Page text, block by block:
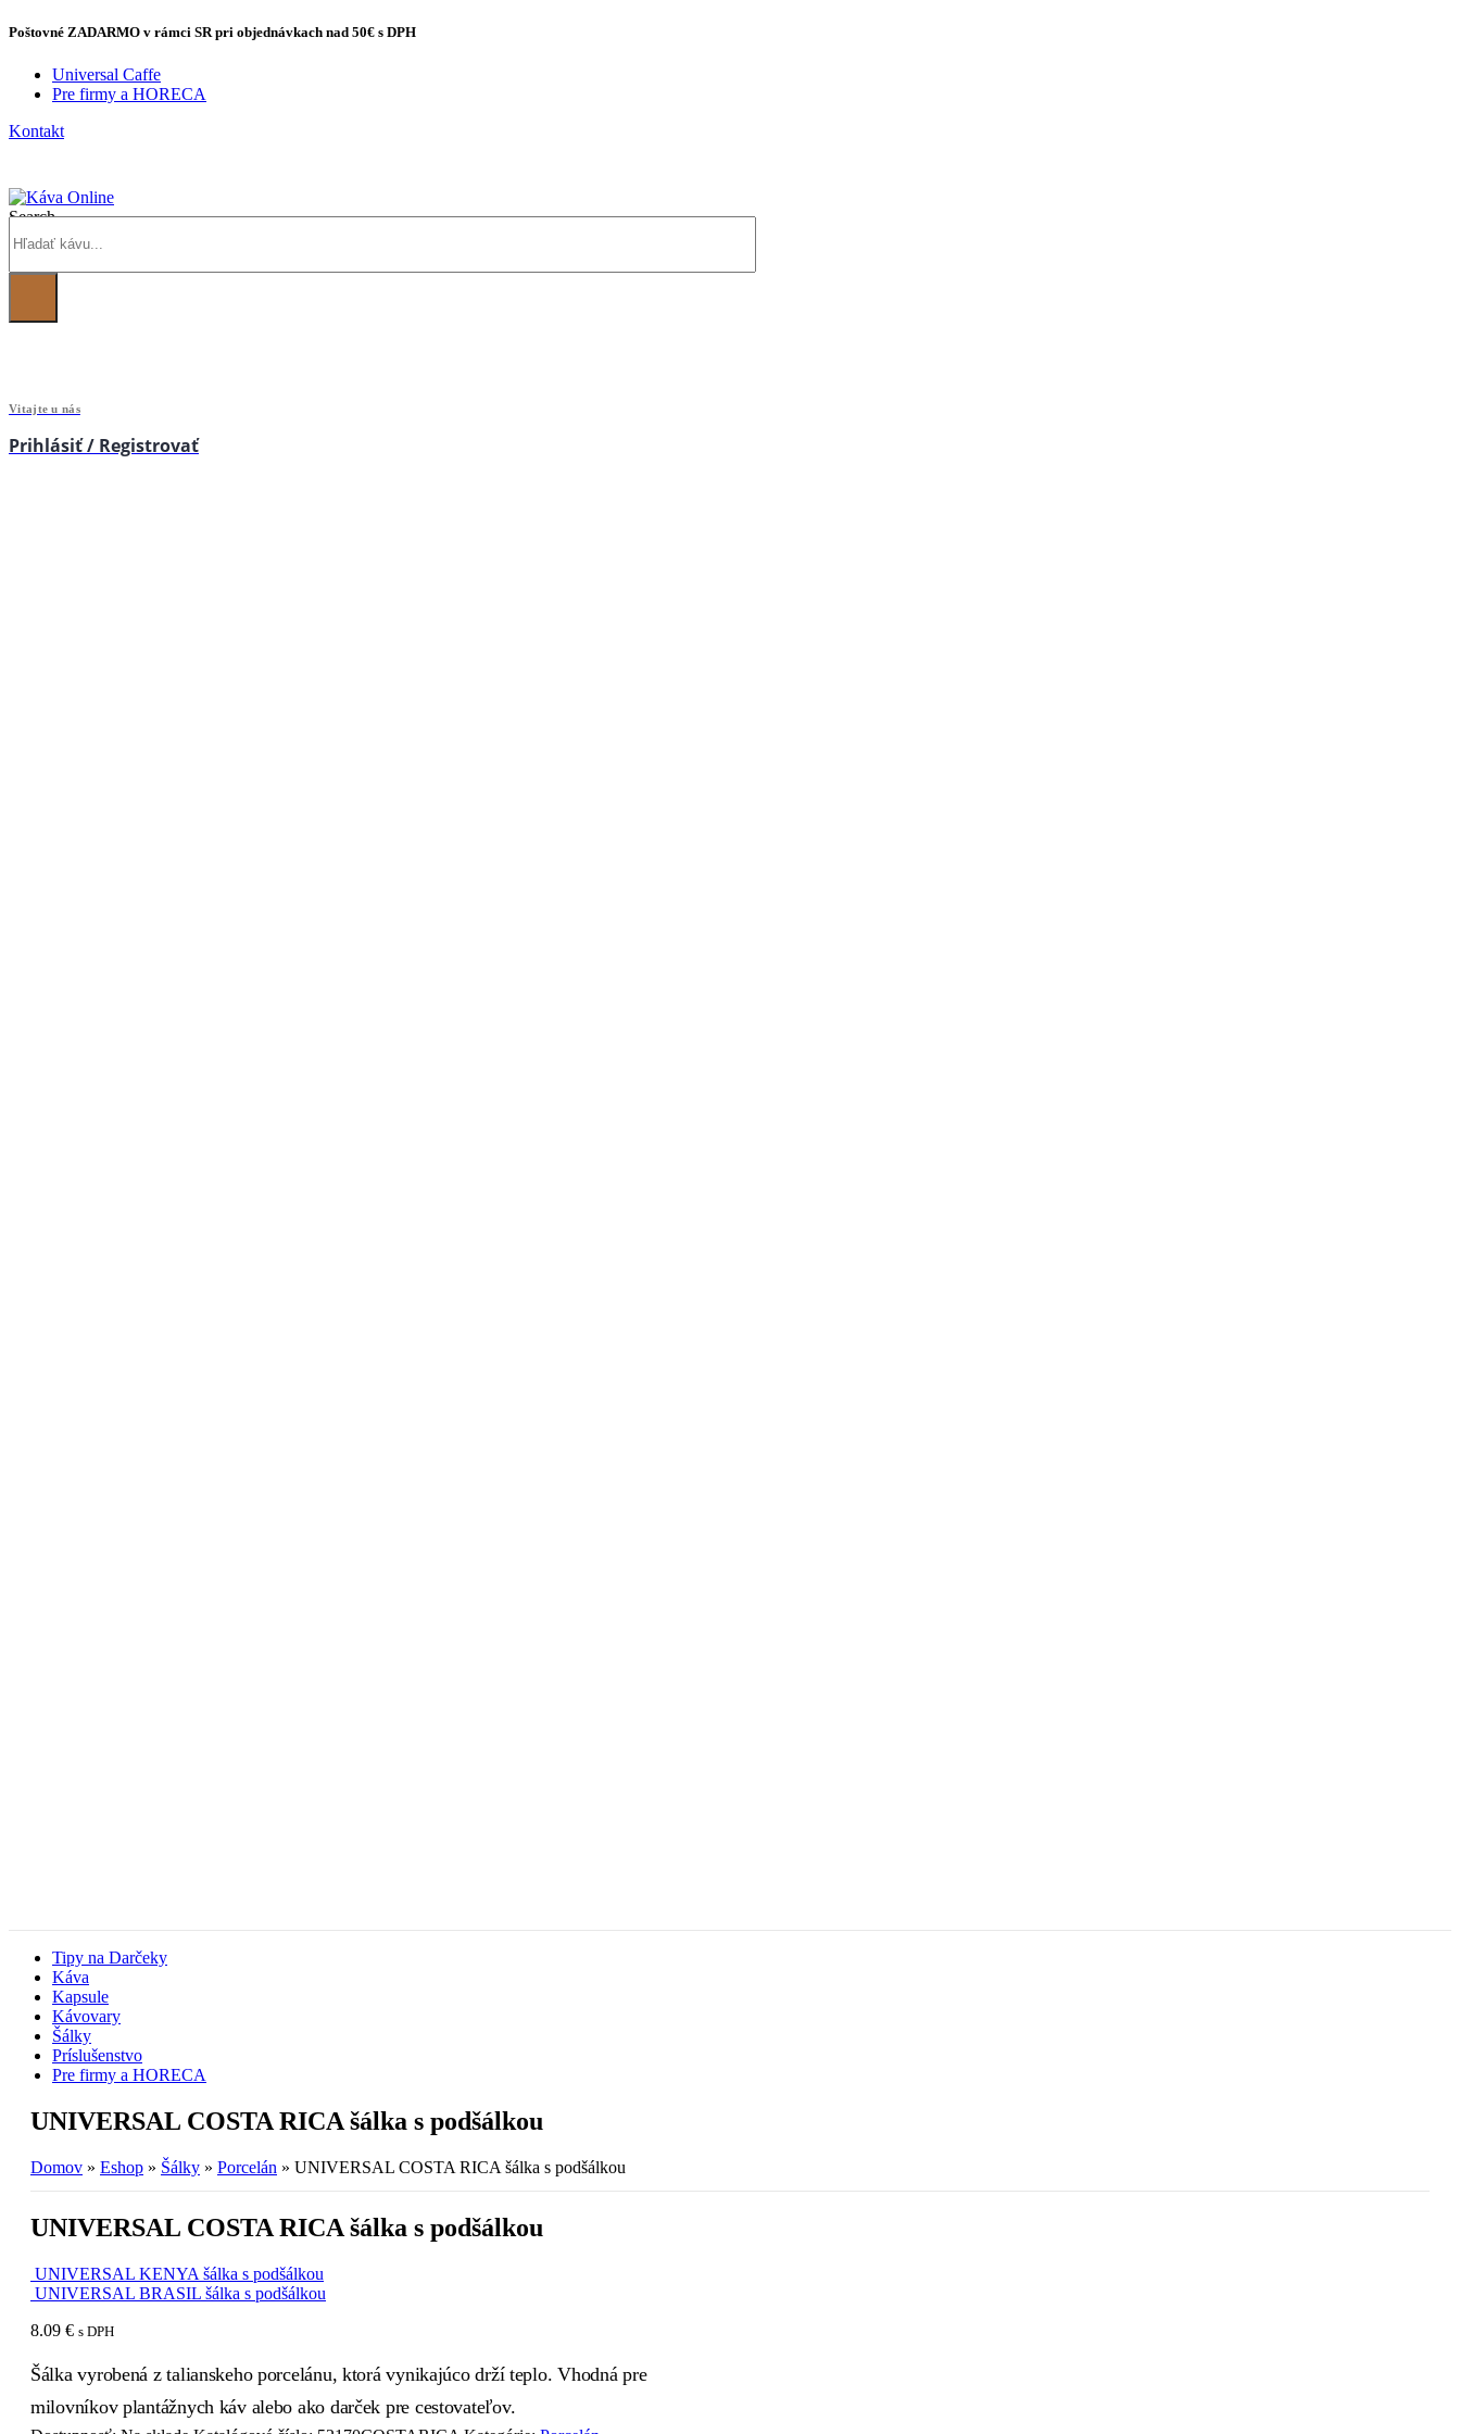
Poštovné ZADARMO v rámci SR pri objednávkach nad 50€ s DPH
Universal Caffe
Pre firmy a HORECA
Kontakt
Search
Vitajte u nás
Prihlásiť / Registrovať
Tipy na Darčeky
Káva
Kapsule
Kávovary
Šálky
Príslušenstvo
Pre firmy a HORECA
UNIVERSAL COSTA RICA šálka s podšálkou
Domov » Eshop » Šálky » Porcelán » UNIVERSAL COSTA RICA šálka s podšálkou
UNIVERSAL COSTA RICA šálka s podšálkou
UNIVERSAL KENYA šálka s podšálkou
UNIVERSAL BRASIL šálka s podšálkou
8.09 € s DPH
Šálka vyrobená z talianskeho porcelánu, ktorá vynikajúco drží teplo. Vhodná pre
milovníkov plantážnych káv alebo ako darček pre cestovateľov.